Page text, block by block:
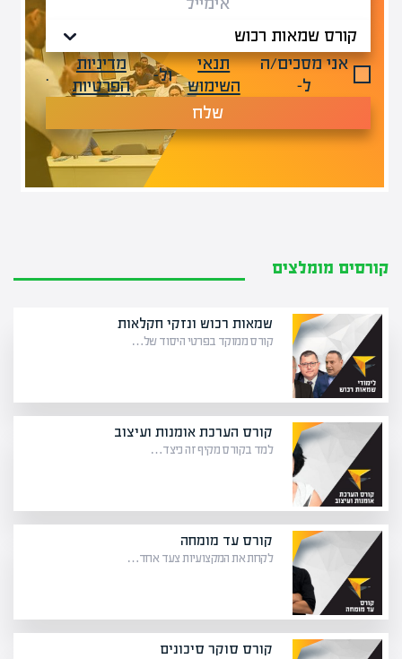
אני מסכים/ה
ל-
תנאי
השימוש
ול-
מדיניות
הפרטיות
.
שלח
קורסים מומלצים
שמאות רכוש ונזקי חקלאות
קורס ממוקד בפרטי היסוד של…
קורס הערכת אומנות ועיצוב
למד בקורס מקיף זה כיצד…
קורס עד מומחה
לקחת את המקצועיות צעד אחד…
קורס סוקר סיכונים